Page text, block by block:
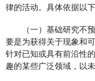
律的活动。具体依据以
（一）基础研究不
要是为获得关于现象和
针对已知或具有前沿性
趣的某些广泛领域，以